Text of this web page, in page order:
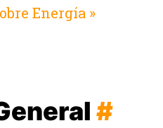
Energía »
#